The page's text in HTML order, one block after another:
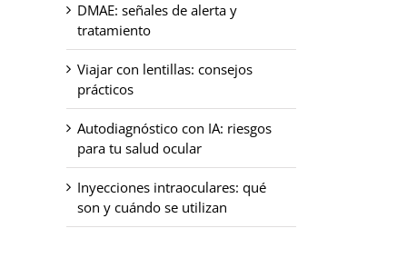
DMAE: señales de alerta y
tratamiento
Viajar con lentillas: consejos
prácticos
Autodiagnóstico con IA: riesgos
para tu salud ocular
Inyecciones intraoculares: qué
son y cuándo se utilizan